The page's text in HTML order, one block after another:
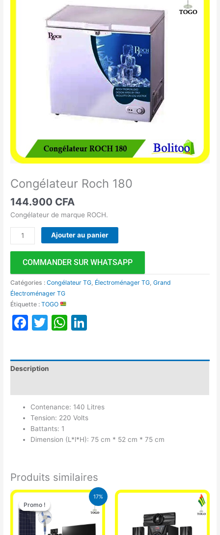
Congélateur Roch 180
144.900 CFA
Congélateur de marque ROCH.
Ajouter au panier
COMMANDER SUR WHATSAPP
Catégories :Congélateur TG Électroménager TG ,Grand
Électroménager TG
Étiquette :TOGO
Facebook
TwitterWhatsApp
Description
Contenance: 140 Litres
Tension: 220 Volts
Battants: 1
Dimension (L*l*H): 75 cm * 52 cm * 75 cm
Produits similaires
17%
Promo !
Promo !
Le
initial
était :
430.000 CFA.
Le
prix
actuel
355.000 CFA.